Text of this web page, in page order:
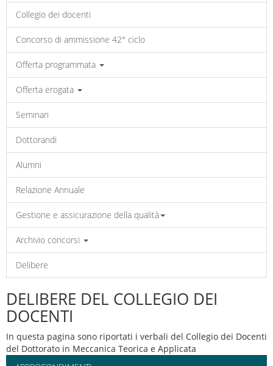
Collegio dei docenti
Concorso di ammissione 42° ciclo
Offerta programmata
Offerta erogata
Seminari
Dottorandi
Alumni
Relazione Annuale
Gestione e assicurazione della qualità
Archivio concorsi
Delibere
DELIBERE DEL COLLEGIO DEI
DOCENTI
In questa pagina sono riportati i verbali del Collegio dei Docenti
del Dottorato in Meccanica Teorica e Applicata